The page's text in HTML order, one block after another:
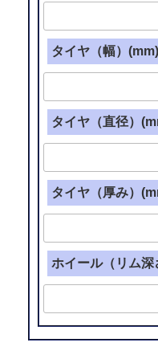
タイヤ（幅）(mm)
タイヤ（直径）
タイヤ（厚み）
ホイール（リム深